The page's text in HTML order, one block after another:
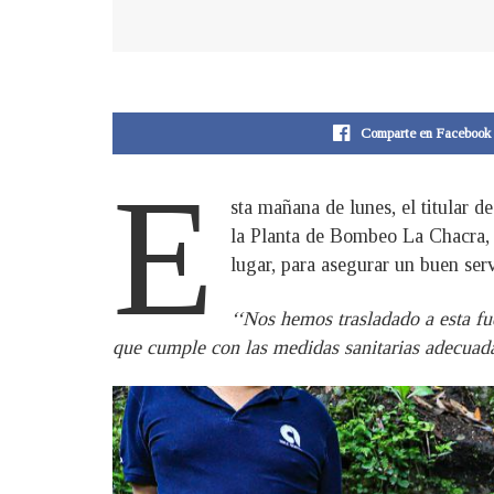
Comparte en Facebook
E
sta mañana de lunes, el titular
la Planta de Bombeo La
lugar, para asegurar un buen
‘‘Nos hemos trasladado a esta
que cumple con las medidas sanitarias